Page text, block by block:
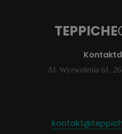
TEPPICHE
Al. Wyzwolenia 61,